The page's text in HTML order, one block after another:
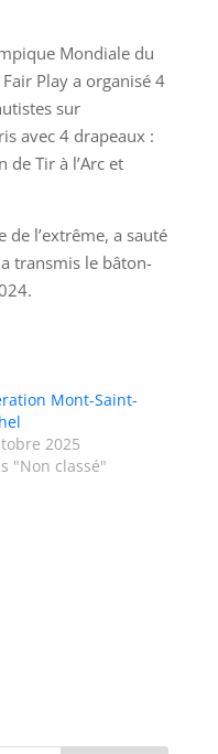
Mondiale du
Play a organisé 4
sur
avec 4 drapeaux :
de Tir à l’Arc et
de l’extrême, a sauté
transmis le bâton-
Mont-Saint-
2025
"Non classé"